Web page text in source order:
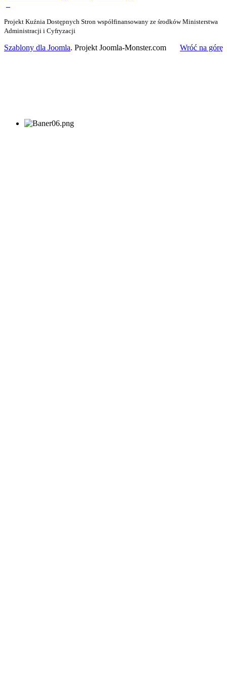
Projekt Kuźnia Dostępnych Stron współfinansowany ze środków Ministerstwa
Administracji i Cyfryzacji
Szablony dla Joomla. Projekt Joomla-Monster.com Wróć na górę